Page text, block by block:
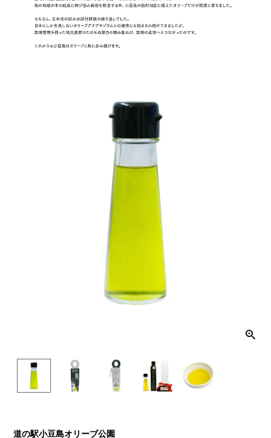
道の駅小豆島オリーブ公園